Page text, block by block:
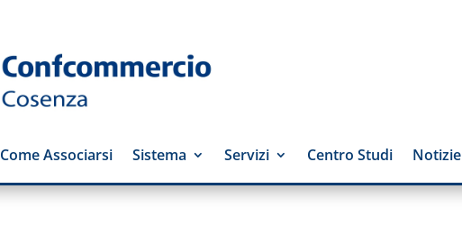
Come Associarsi Sistema Servizi Centro Studi Notizie